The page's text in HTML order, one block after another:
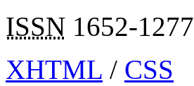
ISSN 1652-1277
XHTML / CSS